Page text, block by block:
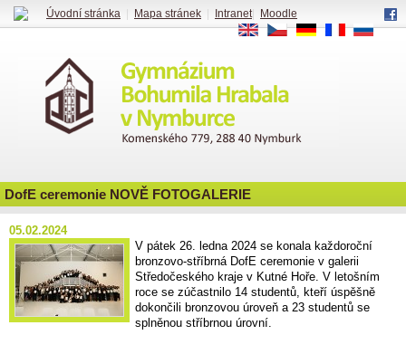
DofE ceremonie NOVĚ FOTOGALERIE
05.02.2024
V pátek 26. ledna 2024 se konala každoroční
bronzovo-stříbrná DofE ceremonie v galerii
Středočeského kraje v Kutné Hoře. V letošním
roce se zúčastnilo 14 studentů, kteří úspěšně
dokončili bronzovou úroveň a 23 studentů se
splněnou stříbrnou úrovní.
Úvodní stránka Mapa stránek Intranet|
Moodle
EN
CS DE FR RU